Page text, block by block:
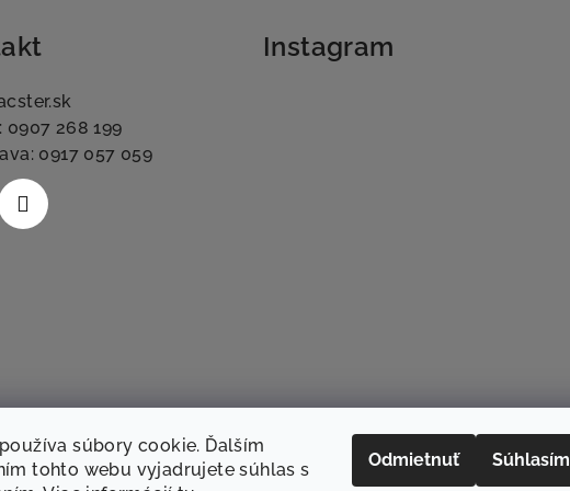
súbory cookie. Ďalším
tohto webu vyjadrujete súhlas s
Odmietnuť Súhlasím
0907 268 199
0917 057 059
Instagram